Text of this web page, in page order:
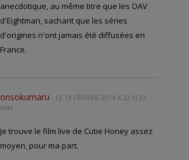
anecdotique, au même titre que les OAV
d'Eightman, sachant que les séries
d'origines n'ont jamais été diffusées en
France.
onsokumaru LE 13 FÉVRIER 2014 À 22 H 23
MIN
Je trouve le film live de Cutie Honey assez
moyen, pour ma part.